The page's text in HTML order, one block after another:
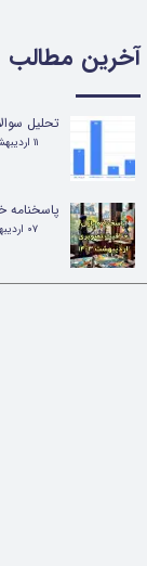
آخرین مطالب
تحلیل
۱۱ اردیبهشت ۰۳
پاسخنامه
۰۷ اردیبهشت ۰۳